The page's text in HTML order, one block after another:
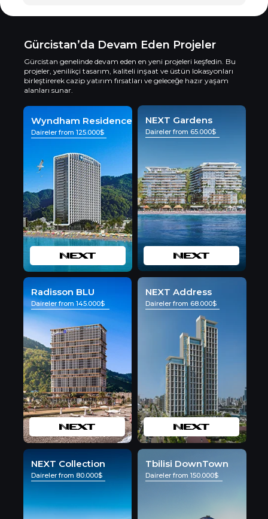
Gürcistan’da Devam Eden Projeler
Gürcistan genelinde devam eden en yeni projeleri keşfedin. Bu
projeler, yenilikçi tasarım, kaliteli inşaat ve üstün lokasyonları
birleştirerek cazip yatırım fırsatları ve geleceğe hazır yaşam
alanları sunar.
Wyndham Residence
Daireler from 125.000$
Tbilisi DownTown
Daireler from 150.000$
NEXT Gardens
Daireler from 65.000$
Radisson BLU
Daireler from 145.000$
NEXT Address
Daireler from 68.000$
NEXT Collection
Daireler from 80.000$